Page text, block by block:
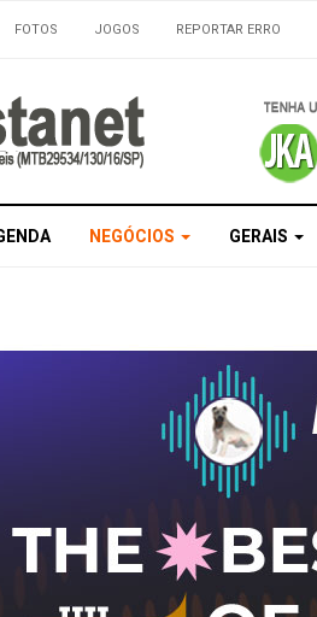
FOTOS JOGOS REPORTAR ERRO
NEGÓCIOS GERAIS